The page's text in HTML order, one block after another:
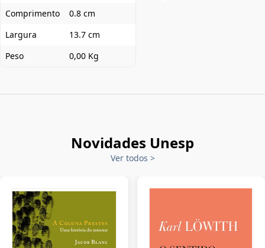
Comprimento
0.8 cm
Largura
13.7 cm
Peso
0,00 Kg
Novidades Unesp
Ver todos >